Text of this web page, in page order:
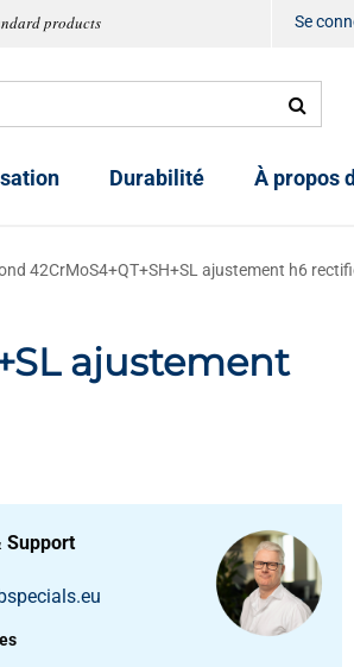
products Se
Durabilité À propos
42CrMoS4+QT+SH+SL ajustement h6
ajustement
Support